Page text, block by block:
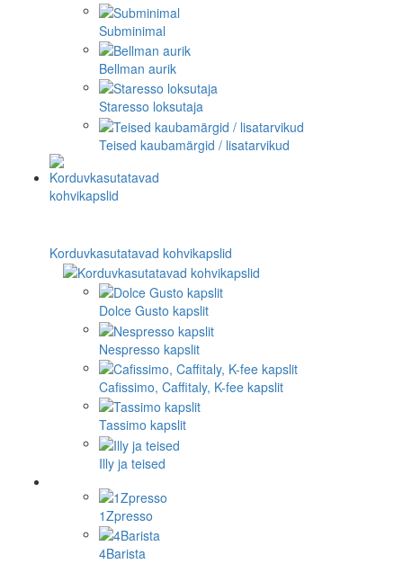
Subminimal
Bellman aurik
Staresso loksutaja
Teised kaubamärgid / lisatarvikud
Korduvkasutatavad kohvikapslid
Dolce Gusto kapslit
Nespresso kapslit
Cafissimo, Caffitaly, K-fee kapslit
Tassimo kapslit
Illy ja teised
1Zpresso
4Barista